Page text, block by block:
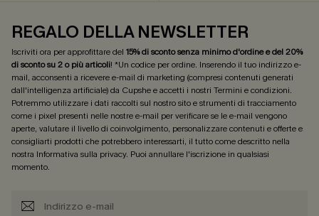
REGALO DELLA NEWSLETTER
Iscriviti ora per approfittare del 15% di sconto senza minimo d'ordine e del 20%
di sconto su 2 o più articoli! *Un codice per ordine. Inserendo il tuo indirizzo e-
mail, acconsenti a ricevere e-mail di marketing (compresi contenuti generati
dall'intelligenza artificiale) da Cupshe e accetti i nostri Termini e condizioni.
Potremmo utilizzare i dati raccolti sul nostro sito e strumenti di tracciamento
come i pixel presenti nelle nostre e-mail per verificare se le e-mail vengono
aperte, valutare il livello di coinvolgimento, personalizzare contenuti e offerte e
consigliarti prodotti che potrebbero interessarti, il tutto come descritto nella
nostra Informativa sulla privacy. Puoi annullare l'iscrizione in qualsiasi
momento.